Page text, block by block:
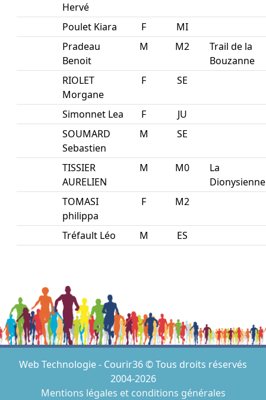
Hervé
Poulet Kiara F
MI
Pradeau
Benoit
M M2
Trail de la
Bouzanne
RIOLET
Morgane
F SE
Simonnet Lea F
JU
SOUMARD
Sebastien
M SE
TISSIER
AURELIEN
M M0
La
Dionysienne
TOMASI
philippa
F M2
Tréfault Léo M ES
Web Technologie - Courir36 © Tous droits réservés
2004-2026
Mentions légales et conditions générales